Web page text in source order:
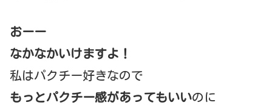
おーー
なかなかいけますよ！
私はパクチー好きなので
もっとパクチー感があってもいいのに